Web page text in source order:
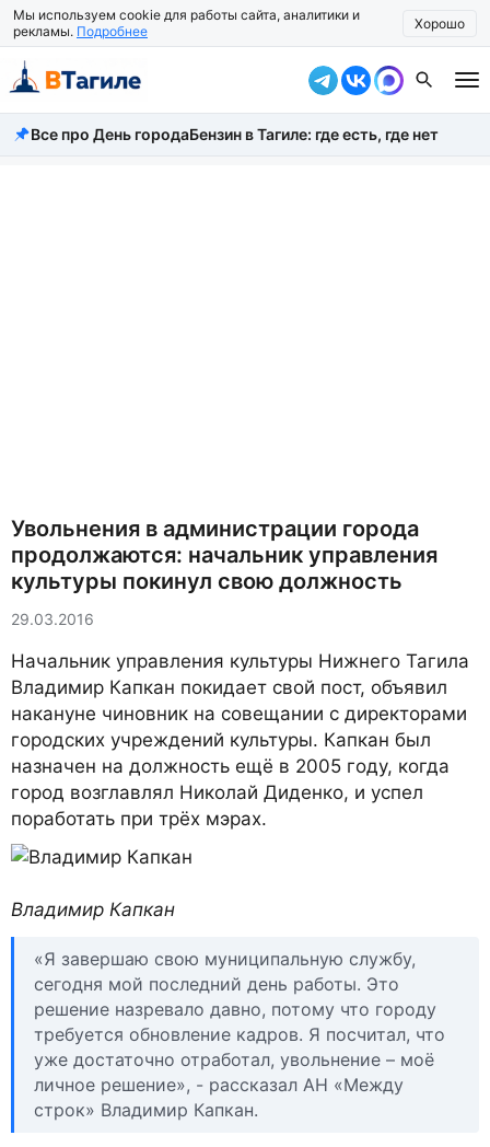
Мы используем cookie для работы сайта, аналитики и
рекламы. Подробнее Хорошо
Все новости
Все про День городаБензин в Тагиле: где есть, где нет
Увольнения в администрации города
продолжаются: начальник управления
культуры покинул свою должность
29.03.2016
Начальник управления культуры Нижнего Тагила
Владимир Капкан покидает свой пост, объявил
накануне чиновник на совещании с директорами
городских учреждений культуры. Капкан был
назначен на должность ещё в 2005 году, когда
город возглавлял Николай Диденко, и успел
поработать при трёх мэрах.
Владимир Капкан
«Я завершаю свою муниципальную службу,
сегодня мой последний день работы. Это
решение назревало давно, потому что городу
требуется обновление кадров. Я посчитал, что
уже достаточно отработал, увольнение – моё
личное решение», - рассказал АН «Между
строк» Владимир Капкан.